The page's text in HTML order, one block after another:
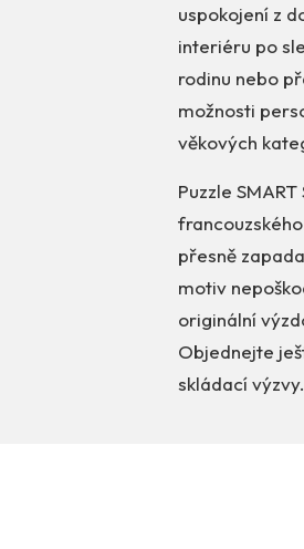
uspokojení z
interiéru po
rodinu nebo
možnosti
věkových
Puzzle
přesně
motiv
originální
Objednejte
skládací výzvy.